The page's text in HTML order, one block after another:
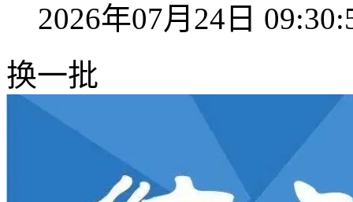
2026年07月24日
换一批